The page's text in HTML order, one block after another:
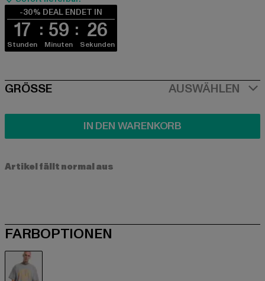
-30% DEAL ENDET IN
17
Stunden
59
Minuten
26
Sekunden
SIZE
GRÖSSE AUSWÄHLEN
IN DEN WARENKORB
Artikel fällt normal aus
FARBOPTIONEN